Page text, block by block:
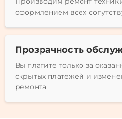
оформлением всех
Прозрачность
Вы платите только за
скрытых платежей и
ремонта